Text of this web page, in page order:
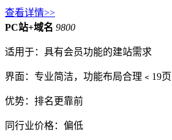
查看详情>>
PC站+域名 9800
适用于：具有会员功能的建站需求
界面：专业简洁，功能布局合理﹤19页
优势：排名更靠前
同行业价格：偏低